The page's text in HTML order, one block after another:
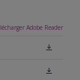
Adobe Reader